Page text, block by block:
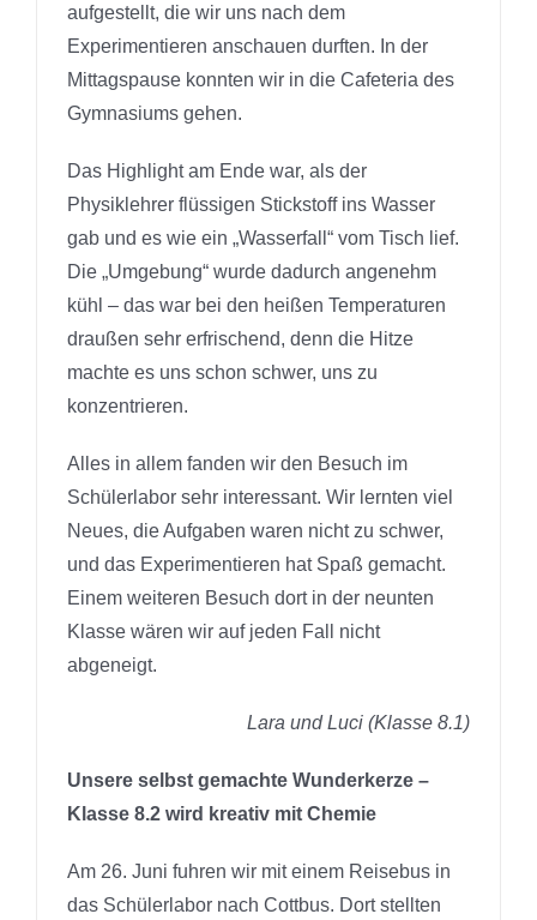
aufgestellt, die wir uns nach dem
Experimentieren anschauen durften. In der
Mittagspause konnten wir in die Cafeteria des
Gymnasiums gehen.
Das Highlight am Ende war, als der
Physiklehrer flüssigen Stickstoff ins Wasser
gab und es wie ein „Wasserfall“ vom Tisch lief.
Die „Umgebung“ wurde dadurch angenehm
kühl – das war bei den heißen Temperaturen
draußen sehr erfrischend, denn die Hitze
machte es uns schon schwer, uns zu
konzentrieren.
Alles in allem fanden wir den Besuch im
Schülerlabor sehr interessant. Wir lernten viel
Neues, die Aufgaben waren nicht zu schwer,
und das Experimentieren hat Spaß gemacht.
Einem weiteren Besuch dort in der neunten
Klasse wären wir auf jeden Fall nicht
abgeneigt.
Lara und Luci (Klasse 8.1)
Unsere selbst gemachte Wunderkerze –
Klasse 8.2 wird kreativ mit Chemie
Am 26. Juni fuhren wir mit einem Reisebus in
das Schülerlabor nach Cottbus. Dort stellten